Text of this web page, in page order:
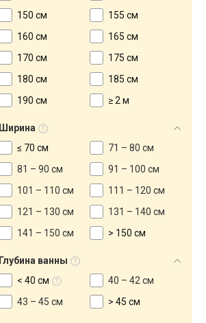
150 см
155 см
160 см
165 см
170 см
175 см
180 см
185 см
190 см
≥ 2 м
Ширина
≤ 70 см
71 – 80 см
81 – 90 см
91 – 100 см
101 – 110 см
111 – 120 см
121 – 130 см
131 – 140 см
141 – 150 см
> 150 см
Глубина ванны
< 40 см
40 – 42 см
43 – 45 см
> 45 см